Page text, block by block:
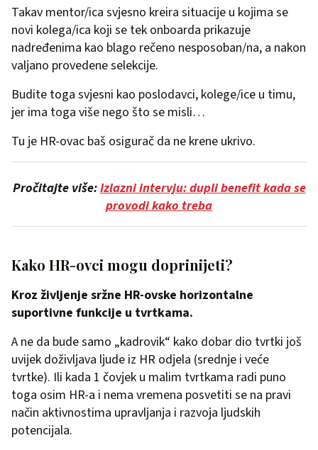
Takav mentor/ica svjesno kreira situacije u kojima se
novi kolega/ica koji se tek onboarda prikazuje
nadređenima kao blago rečeno nesposoban/na, a nakon
valjano provedene selekcije.
Budite toga svjesni kao poslodavci, kolege/ice u timu,
jer ima toga više nego što se misli…
Tu je HR-ovac baš osigurač da ne krene ukrivo.
Pročitajte više:Izlazni intervju: dupli benefit kada se
provodi kako treba
Kako HR-ovci mogu doprinijeti?
Kroz življenje sržne HR-ovske horizontalne
suportivne funkcije u tvrtkama.
A ne da bude samo „kadrovik“ kako dobar dio tvrtki još
uvijek doživljava ljude iz HR odjela (srednje i veće
tvrtke). Ili kada 1 čovjek u malim tvrtkama radi puno
toga osim HR-a i nema vremena posvetiti se na pravi
način aktivnostima upravljanja i razvoja ljudskih
potencijala.